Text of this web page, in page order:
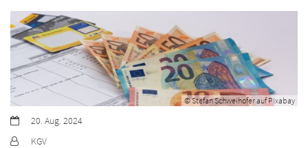
© Stefan Schweihofer auf Pixabay
Datum:20. Aug. 2024
Von:
KGV